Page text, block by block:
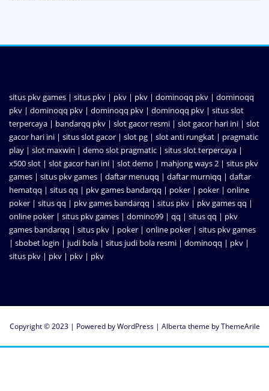
situs pkv games | situs pkv | pkv | pkv | dominoqq pkv | dominoqq
pkv | dominoqq pkv | dominoqq pkv | dominoqq pkv | situs slot
terpercaya | bandarqq pkv | slot gacor resmi | slot gacor hari ini | slot
gacor hari ini | situs slot gacor | slot pg | slot anti rungkat | pragmatic
play | slot maxwin | demo slot pragmatic | situs slot terpercaya |
x500 slot | slot gacor hari ini | slot demo | mahjong ways 2 | situs pkv
games | situs pkv games | daftar menuqq | daftar murniqq | daftar
hematqq | situs qq | pkv games bandarqq | poker | poker | online
poker | situs qq | pkv games bandarqq | situs pkv | pkv games qq |
online poker | situs pkv games | domino99 | qq | situs qq | pkv
games bandarqq | situs pkv | poker | online poker | situs pkv games
| sbobet login | judi bola | situs judi bola resmi | dominoqq | pkv |
situs pkv | pkv | pkv | pkv
Copyright © 2023 | Powered byWordPress | Alberta theme byThemeArile